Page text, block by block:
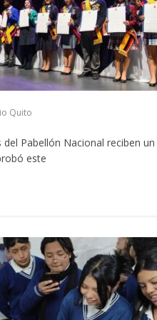
Quito
del Pabellón Nacional reciben
este